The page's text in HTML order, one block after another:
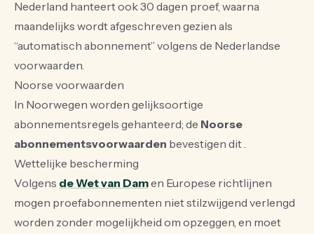
Nederland hanteert ook 30 dagen proef, waarna
maandelijks wordt afgeschreven gezien als
“automatisch abonnement” volgens de Nederlandse
voorwaarden.
Noorse voorwaarden
In Noorwegen worden gelijksoortige
abonnementsregels gehanteerd; de Noorse
abonnementsvoorwaarden bevestigen dit .
Wettelijke bescherming
Volgens de Wet van Damen Europese richtlijnen
mogen proefabonnementen niet stilzwijgend verlengd
worden zonder mogelijkheid om opzeggen, en moet